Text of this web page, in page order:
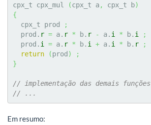
cpx_t cpx_mul
(cpx_t a, cpx_t b)
{
  cpx_t prod
;
  prod.
r = a. r * b. r - a. i * b. i
;
  prod.
i = a. r * b. i + a. i * b. r
;
return
(prod )
;
}
// implementação das demais funções
// ...
Em resumo: